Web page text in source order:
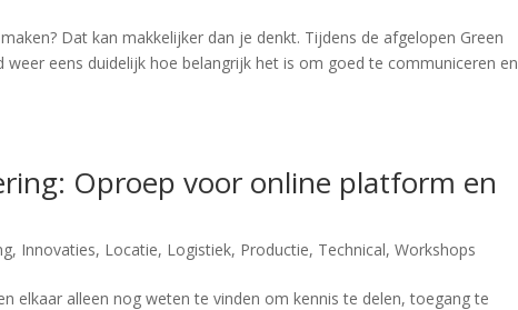
Dat kan makkelijker dan je denkt. Tijdens de afgelopen Green
weer eens duidelijk hoe belangrijk het is om goed te communiceren en
Oproep voor online platform en
, Innovaties, Locatie, Logistiek, Productie, Technical,Workshops
elkaar alleen nog weten te vinden om kennis te delen, toegang te